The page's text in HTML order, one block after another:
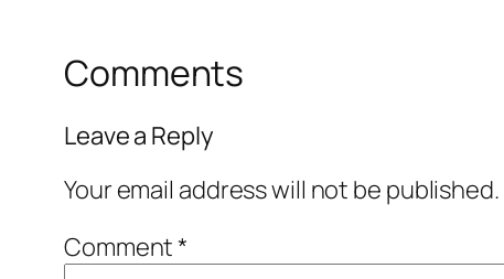
Comments
Leave a Reply
Your email address will not be published.
Comment*